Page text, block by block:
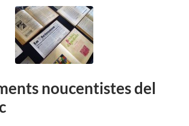
noucentistes del